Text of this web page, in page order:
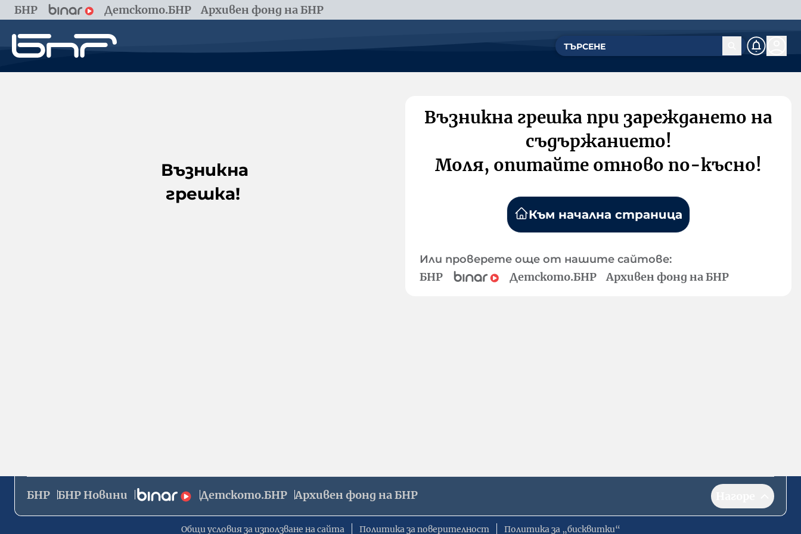
БНР Детското.БНР Архивен фонд на БНР
Възникна
грешка!
Възникна грешка при зареждането на
съдържанието!
Моля, опитайте отново по-късно!
Към начална страница
Или проверете още от нашите сайтове:
БНР Детското.БНР Архивен фонд на БНР
БНР БНР Новини Детското.БНР Архивен фонд на БНР
Общи условия за използване на сайта Политика за поверителност Политика за „бисквитки“